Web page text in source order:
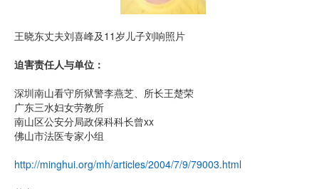
王晓东丈夫刘喜峰及11岁儿子刘响照片
迫害责任人与单位：
深圳南山看守所狱警李燕芝、所长王楚荣
广东三水妇女劳教所
南山区公安分局政保科科长曾xx
佛山市法医专家小组
http://minghui.org/mh/articles/2004/7/9/79003.html